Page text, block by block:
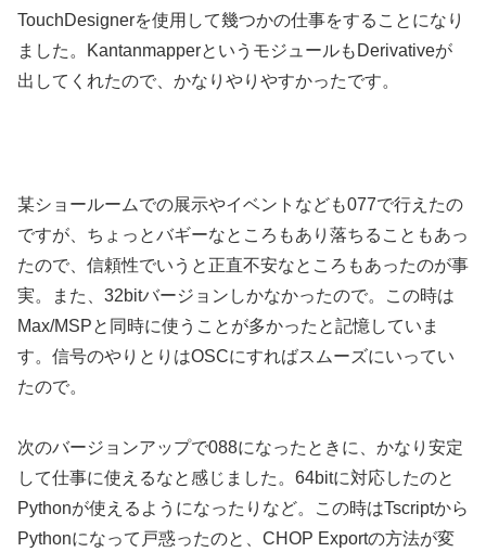
TouchDesignerを使用して幾つかの仕事をすることになり
ました。KantanmapperというモジュールもDerivativeが
出してくれたので、かなりやりやすかったです。
某ショールームでの展示やイベントなども077で行えたの
ですが、ちょっとバギーなところもあり落ちることもあっ
たので、信頼性でいうと正直不安なところもあったのが事
実。また、32bitバージョンしかなかったので。この時は
Max/MSPと同時に使うことが多かったと記憶していま
す。信号のやりとりはOSCにすればスムーズにいってい
たので。
次のバージョンアップで088になったときに、かなり安定
して仕事に使えるなと感じました。64bitに対応したのと
Pythonが使えるようになったりなど。この時はTscriptから
Pythonになって戸惑ったのと、CHOP Exportの方法が変